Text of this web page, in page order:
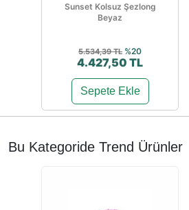
Sunset Kolsuz Şezlong
Beyaz
5.534,39 TL %20
4.427,50 TL
Sepete Ekle
Bu Kategoride Trend Ürünler